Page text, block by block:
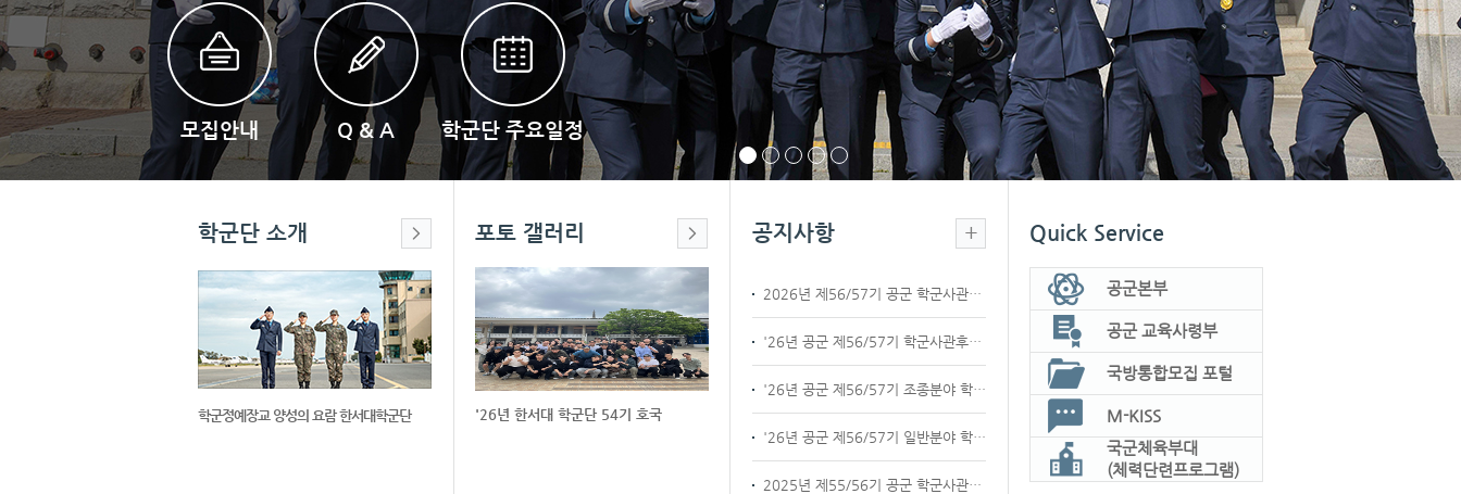
p
2 3 4
모집안내 Q & A 학군단 주요일정
학군단 소개
학군정예장교 양성의 요람 한서대학군단
포토 갤러리
'26년 한서대 학군단 54기 호국
공지사항
2026년 제56/57기 공군 학군사관후보생(일반) 최
'26년 공군 제56/57기 학군사관후보생 면접 일자
'26년 공군 제56/57기 조종분야 학군사관후보생 모
'26년 공군 제56/57기 일반분야 학군사관후보생 모
2025년 제55/56기 공군 학군사관후보생(일반) 최
Quick Service
공군본부
공군 교육사령부
국방통합모집 포털
M-KISS
국군체육부대
(체력단련프로그램)